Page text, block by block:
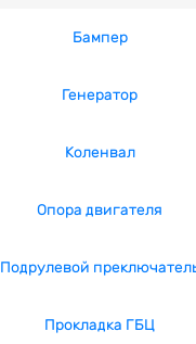
Бампер
Генератор
Коленвал
Опора двигателя
Подрулевой
Прокладка ГБЦ